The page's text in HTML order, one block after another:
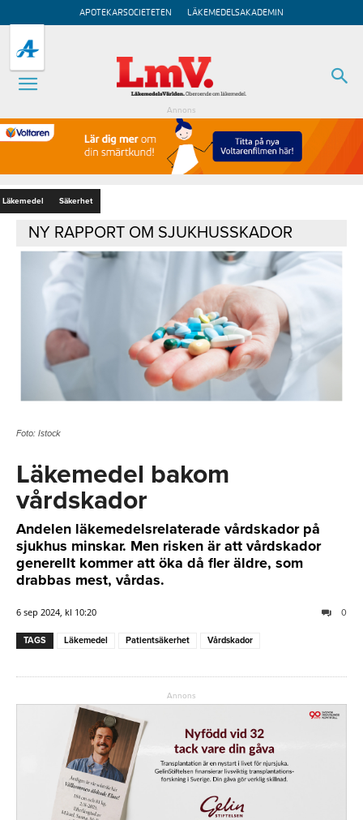
APOTEKARSOCIETETEN LÄKEMEDELSAKADEMIN
Annons
Läkemedel Säkerhet
NY RAPPORT OM SJUKHUSSKADOR
Foto: Istock
Läkemedel bakom
vårdskador
Andelen läkemedelsrelaterade vårdskador på
sjukhus minskar. Men risken är att vårdskador
generellt kommer att öka då fler äldre, som
drabbas mest, vårdas.
6 sep 2024, kl 10:20 0
TAGS Läkemedel Patientsäkerhet Vårdskador
Annons